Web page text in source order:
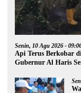
Senin, 10 Agu 2026 -
Api Terus Berkobar
Gubernur Al Haris